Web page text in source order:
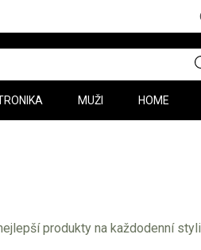
MUŽI HOME
produkty na každodenní